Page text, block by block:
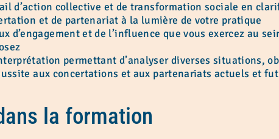
d’action collective et de transformation sociale en
et de partenariat à la lumière de votre pratique
d’engagement et de l’influence que vous exercez au
permettant d’analyser diverses situations,
aux concertations et aux partenariats actuels et
la formation